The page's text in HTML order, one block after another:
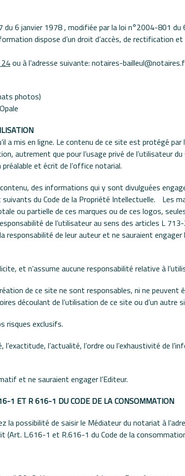
6 janvier 1978 , modifiée par la loi n°2004-801
dispose d’un droit d’accès, de rectification
ou à l’adresse suivante: notaires-
photos)
a mis en ligne. Le contenu de ce site est protégé
autrement que pour l’usage privé de l’utilisateur
et écrit de l’office notarial.
des informations qui y sont divulguées
du Code de la Propriété Intellectuelle. Les
ou partielle de ces marques ou de ces logos,
de l’utilisateur au sens des articles L
de leur auteur et ne sauraient engager
et n’assume aucune responsabilité relative à
de ce site ne sont responsables, ni ne
découlant de l’utilisation de ce site ou d’un autre
risques exclusifs.
l’exactitude, l’actualité, l’ordre ou l’exhaustivité de
et ne sauraient engager l’Editeur.
1 ET R 616-1 DU CODE DE LA CONSOMMATION
la possibilité de saisir le Médiateur du notariat à
(Art. L.616-1 et R.616-1 du Code de la